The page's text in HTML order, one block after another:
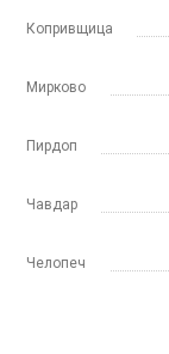
Копривщица
Мирково
Пирдоп
Чавдар
Челопеч